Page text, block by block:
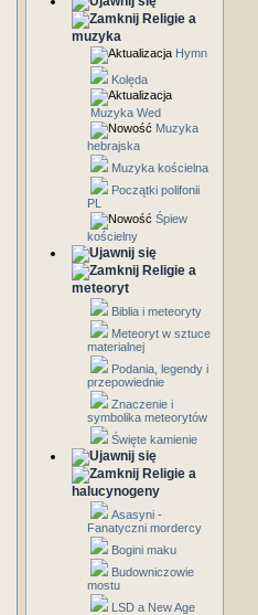
Religie a
muzyka
Hymn
Kolęda
Muzyka Wed
Muzyka
hebrajska
Muzyka kościelna
Początki polifonii
PL
Śpiew
kościelny
Religie a
meteoryt
Biblia i meteoryty
Meteoryt w sztuce
materialnej
Podania, legendy i
przepowiednie
Znaczenie i
symbolika meteorytów
Święte kamienie
Religie a
halucynogeny
Asasyni -
Fanatyczni mordercy
Bogini maku
Budowniczowie
mostu
LSD a New Age